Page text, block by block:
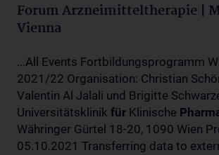
Forum Arzneimitteltherapie |
Vienna
...All Events Fortbildungsprogramm
2021/22 Organisation: Christian
Valentin Al Jalali und Brigitte
Universitätsklinik für Klinische
Währinger Gürtel 18-20, 1090 Wien
05.10.2021 Transferring data to